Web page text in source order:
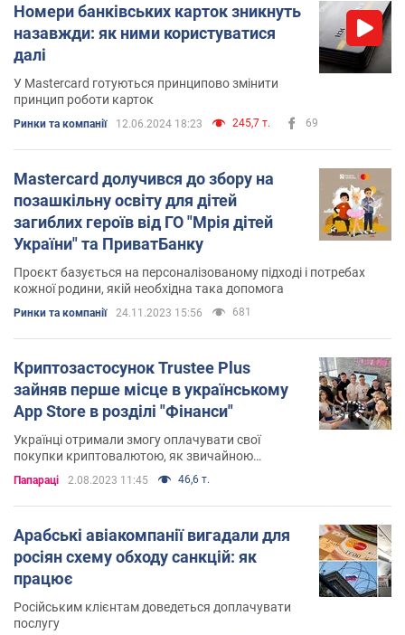
Номери банківських карток зникнуть
назавжди: як ними користуватися
далі
У Mastercard готуються принципово змінити
принцип роботи карток
Ринки та компанії 12.06.2024 18:23 245,7 т. 69
Мastercard долучився до збору на
позашкільну освіту для дітей
загиблих героїв від ГО "Мрія дітей
України" та ПриватБанку
Проєкт базується на персоналізованому підході і потребах
кожної родини, якій необхідна така допомога
Ринки та компанії 24.11.2023 15:56 681
Криптозастосунок Trustee Plus
зайняв перше місце в українському
App Store в розділі "Фінанси"
Українці отримали змогу оплачувати свої
покупки криптовалютою, як звичайною
банківською карткою
Папараці 2.08.2023 11:45 46,6 т.
Арабські авіакомпанії вигадали для
росіян схему обходу санкцій: як
працює
Російським клієнтам доведеться доплачувати
послугу